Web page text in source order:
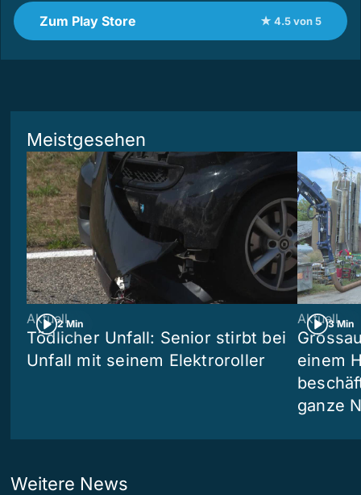
Zum Play Store ★ 4.5 von 5
Meistgesehen
2 Min
Aktuell
Tödlicher Unfall: Senior stirbt bei
Unfall mit seinem Elektroroller
3 Min
Aktuell
einem
ganze
Weitere News